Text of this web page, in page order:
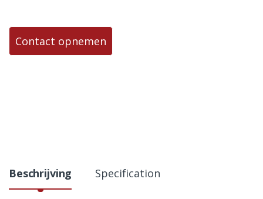
Contact opnemen
Beschrijving Specification